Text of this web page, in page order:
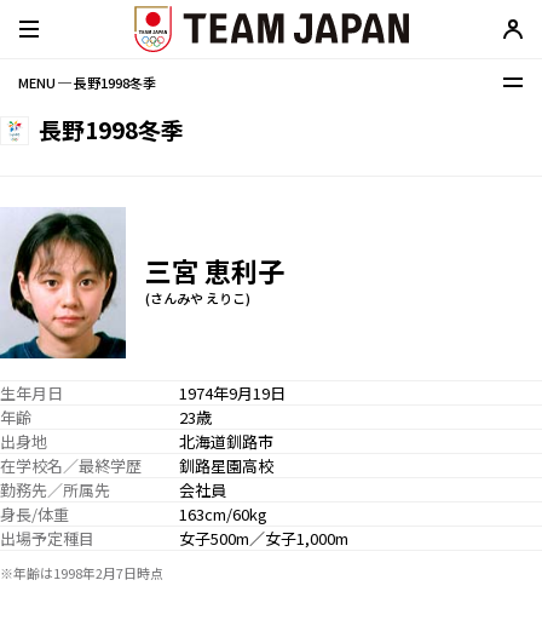
MENU ─ 長野1998冬季
長野1998冬季
三宮 恵利子
(さんみや えりこ)
生年月日
1974年9月19日
年齢
23歳
出身地
北海道釧路市
在学校名／最終学歴
釧路星園高校
勤務先／所属先
会社員
身長/体重
163cm/60kg
出場予定種目
女子500m／女子1,000m
※年齢は1998年2月7日時点